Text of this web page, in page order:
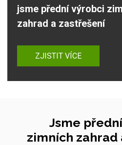
jsme přední výrobci
zahrad a zastřešení
ZJISTIT VÍCE
Jsme
zimních zahrad